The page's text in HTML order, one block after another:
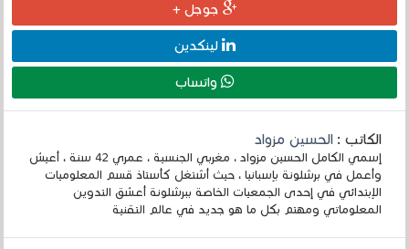
جوجل +
لينكدين
واتساب
الكاتب :الحسين مزواد
إسمي الكامل الحسين مزواد ، مغربي الجنسية ، عمري 42 سنة ، أعيش
وأعمل في برشلونة بإسبانيا ، حيث أشتغل كأستاذ قسم المعلوميات
الإبتدائي في إحدى الجمعيات الخاصة ببرشلونة أعشق التدوين
المعلوماتي ومهتم بكل ما هو جديد في عالم التقنية